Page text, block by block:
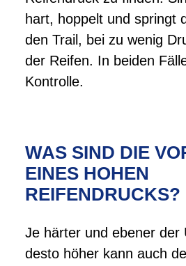
hart, hoppelt und springt
den Trail, bei zu wenig
der Reifen. In beiden
Kontrolle.
WAS SIND DIE
EINES HOHEN
REIFENDRUCKS?
Je härter und ebener der
desto höher kann auch